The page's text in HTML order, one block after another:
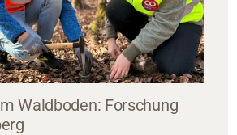
Waldboden: Forschung